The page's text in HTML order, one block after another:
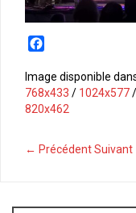
c
e
b
k
Image disponible
768x433 / 1024x577/
820x462
← Précédent